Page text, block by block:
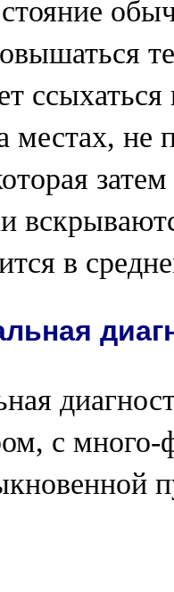
местах, не
в
с много-